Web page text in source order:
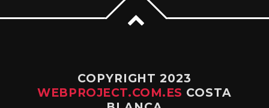
COPYRIGHT 2023
WEBPROJECT.COM.ES COSTA